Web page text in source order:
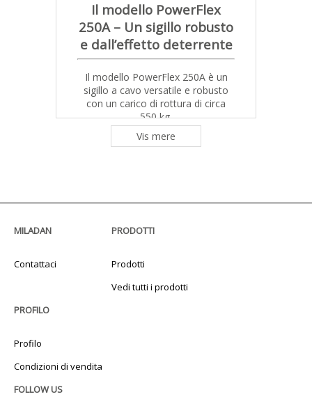
Il modello PowerFlex
250A – Un sigillo robusto
e dall’effetto deterrente
Il modello PowerFlex 250A è un
sigillo a cavo versatile e robusto
con un carico di rottura di circa
550 kg.
Gli studi condotti dalla nostra
generalmente utilizzati dei sigili di
variabile, che erano stati montati
Pertanto, raccomandiamo che
tutti i sigilli a cavo (tutti i sigilli di
sicurezza a lunghezza variabile)
di applicazione per garantire un
Vis mere
MILADAN
Contattaci
PRODOTTI
Prodotti
Vedi tutti i prodotti
PROFILO
Profilo
Condizioni di vendita
FOLLOW US